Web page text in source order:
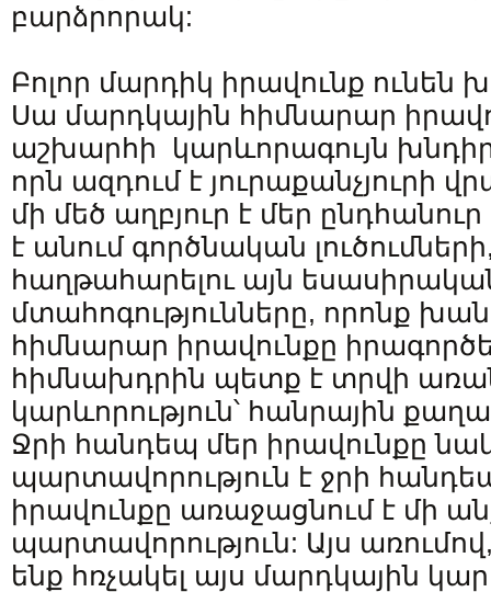
բարձրորակ:
Բոլոր մարդիկ իրավունք ունեն
Սա մարդկային հիմնարար
աշխարհի կարևորագույն
որն ազդում է յուրաքանչյուրի
մի մեծ աղբյուր է մեր
է անում գործնական
հաղթահարելու այն
մտահոգությունները, որոնք
հիմնարար իրավունքը
հիմնախդրին պետք է տրվի
կարևորություն՝ հանրային
Ջրի հանդեպ մեր իրավունքը
պարտավորություն է ջրի
իրավունքը առաջացնում է մի
պարտավորություն: Այս
ենք հռչակել այս մարդկային